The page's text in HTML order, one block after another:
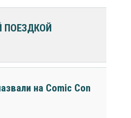
ПОЕЗДКОЙ
на Comic Con